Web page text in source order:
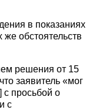
в показаниях
обстоятельств
решения от 15
заявитель «мог
просьбой о
с